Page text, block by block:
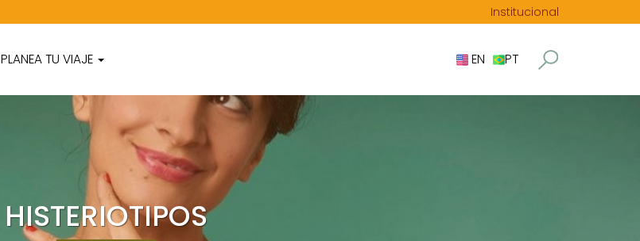
Institucional
PLANEA TU VIAJE EN PT
HISTERIOTIPOS